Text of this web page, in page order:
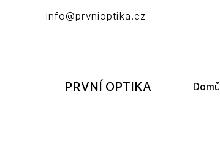
info@prvnioptika.cz
PRVNÍ OPTIKA Domů